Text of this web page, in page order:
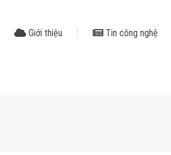
Giới thiệu Tin công nghệ